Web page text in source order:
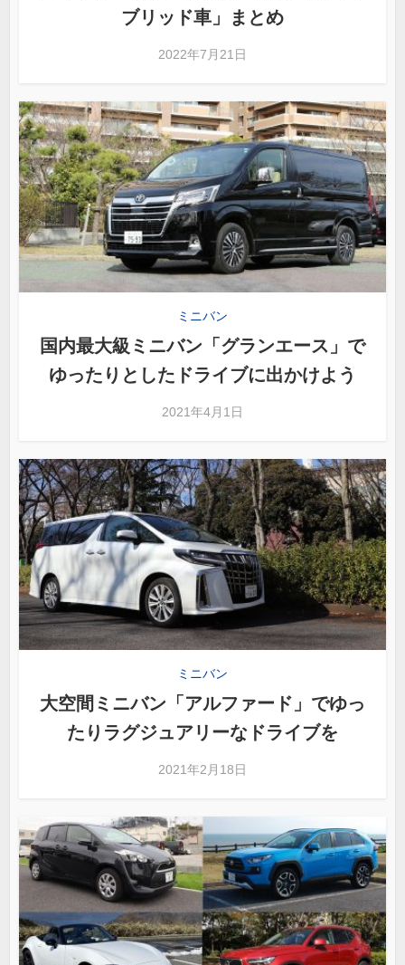
ブリッド車」まとめ
2022年7月21日
ミニバン
国内最大級ミニバン「グランエース」で
ゆったりとしたドライブに出かけよう
2021年4月1日
ミニバン
大空間ミニバン「アルファード」でゆっ
たりラグジュアリーなドライブを
2021年2月18日